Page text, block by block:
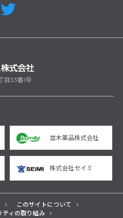
33番1号
並木薬品株式会社
株式会社セイミ
このサイトについて
ティの取り組み